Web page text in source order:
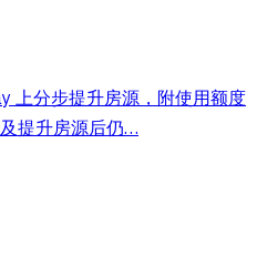
上分步提升房源，附使用额度
提升房源后仍…